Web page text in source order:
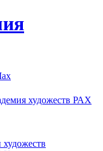
художеств РАХ